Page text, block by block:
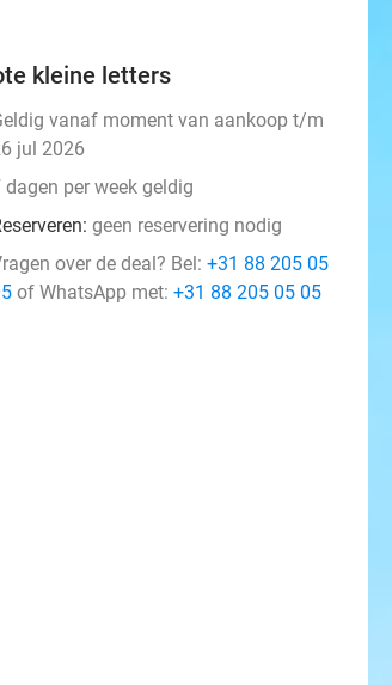
kleine letters
vanaf moment van aankoop t/m
jul 2026
dagen per week geldig
geen reservering nodig
over de deal? Bel: +31 88 205 05
of WhatsApp met: +31 88 205 05 05